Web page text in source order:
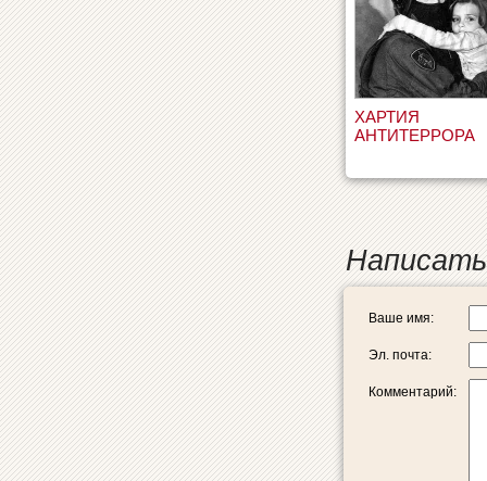
ХАРТИЯ
АНТИТЕРРОРА
Ваше имя:
Эл. почта:
Комментарий: